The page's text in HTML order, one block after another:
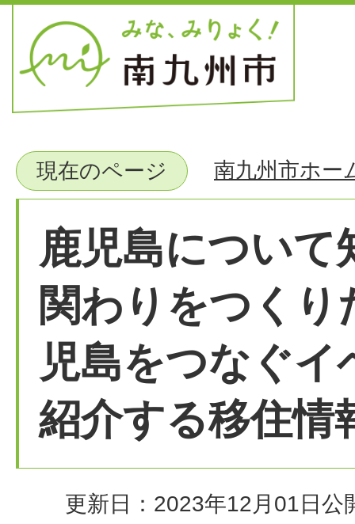
現在のページ 南九州市ホー
鹿児島について
関わりをつくり
児島をつなぐイ
紹介する移住情
更新日：2023年12月01日 公